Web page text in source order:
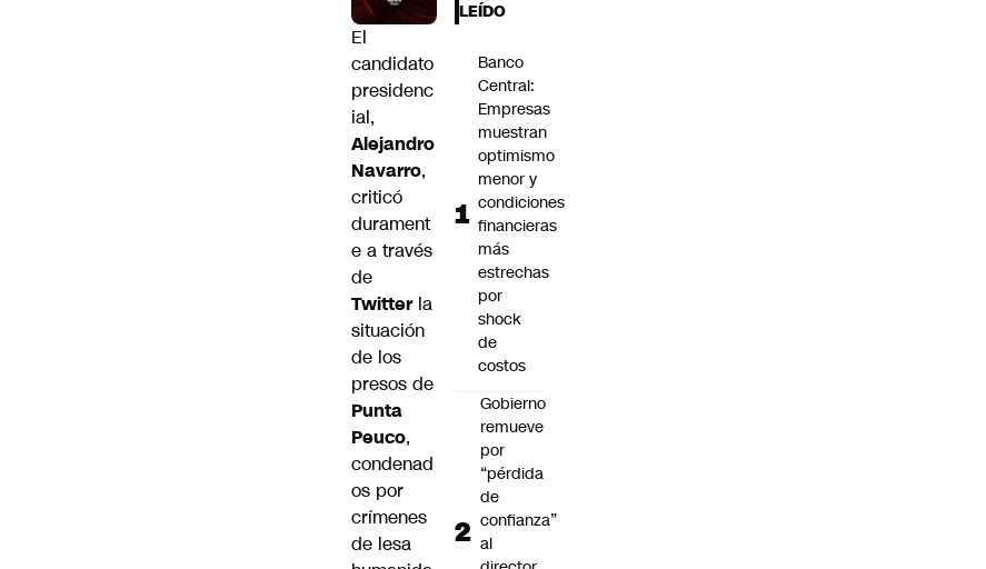
El
candidato
presidenc
ial,
Alejandro
Navarro,
criticó
durament
e a través
de
Twitter la
situación
de los
presos de
Punta
Peuco,
condenad
os por
crímenes
de lesa
LEÍDO
Banco
Central:
Empresas
muestran
optimismo
menor y
condiciones
financieras
más
estrechas
por
shock
de
costos
Gobierno
remueve
por
“pérdida
de
confianza”
al